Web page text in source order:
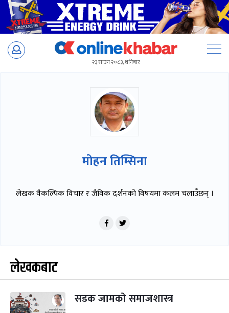
Skip
२३ साउन २०८३, शनिबार
मोहन तिम्सिना
लेखक वैकल्पिक विचार र जैविक दर्शनको विषयमा कलम चलाउँछन् ।
लेखकबाट
सडक जामको समाजशास्त्र